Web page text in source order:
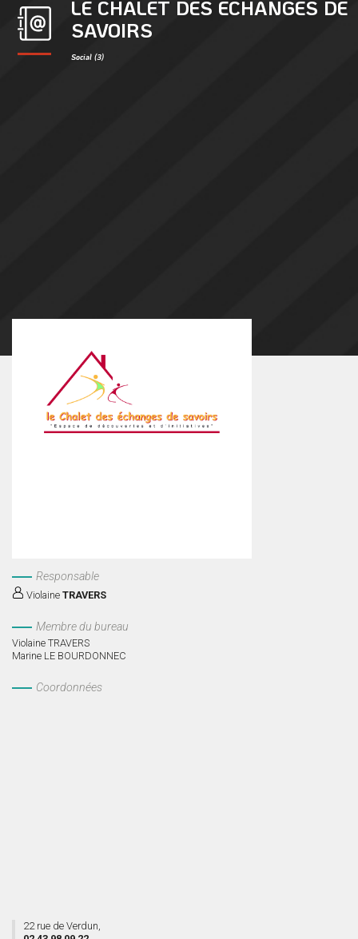
LE CHALET DES ECHANGES DE
SAVOIRS
Social (3)
Responsable
Violaine TRAVERS
Membre du bureau
Violaine TRAVERS
Marine LE BOURDONNEC
Coordonnées
22 rue de Verdun,